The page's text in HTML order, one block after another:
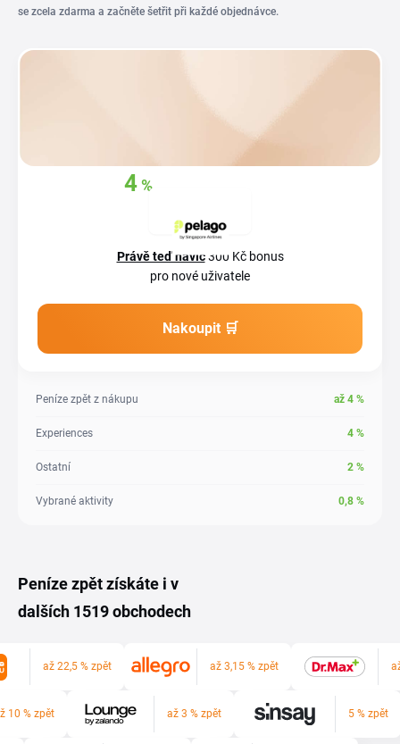
se zcela zdarma a začněte šetřit při každé objednávce.
4%
Právě teď navíc300 Kč bonus
pro nové uživatele
Nakoupit 🛒
Peníze zpět z nákupu až 4 %
Experiences 4 %
Ostatní 2 %
Vybrané aktivity 0,8 %
Peníze zpět získáte i v
dalších 1519 obchodech
až 22,5 % zpět až 3,15 % zpět
10 % zpět až 3 % zpět 5 % zpět